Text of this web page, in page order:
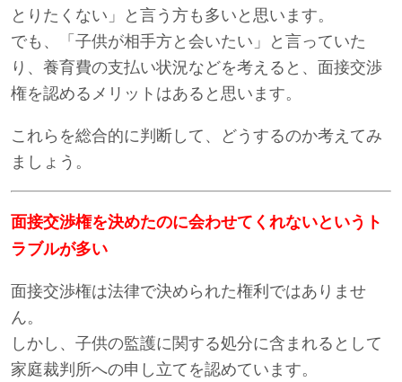
とりたくない」と言う方も多いと思います。
でも、「子供が相手方と会いたい」と言っていた
り、養育費の支払い状況などを考えると、面接交渉
権を認めるメリットはあると思います。
これらを総合的に判断して、どうするのか考えてみ
ましょう。
面接交渉権を決めたのに会わせてくれないというト
ラブルが多い
面接交渉権は法律で決められた権利ではありませ
ん。
しかし、子供の監護に関する処分に含まれるとして
家庭裁判所への申し立てを認めています。